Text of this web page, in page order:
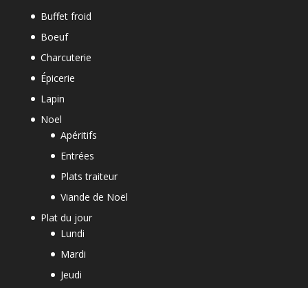
Buffet froid
Boeuf
Charcuterie
Épicerie
Lapin
Noel
Apéritifs
Entrées
Plats traiteur
Viande de Noël
Plat du jour
Lundi
Mardi
Jeudi